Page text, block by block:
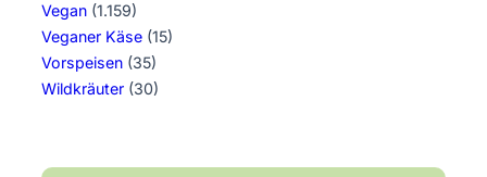
Vegan (1.159)
Veganer Käse (15)
Vorspeisen (35)
Wildkräuter (30)